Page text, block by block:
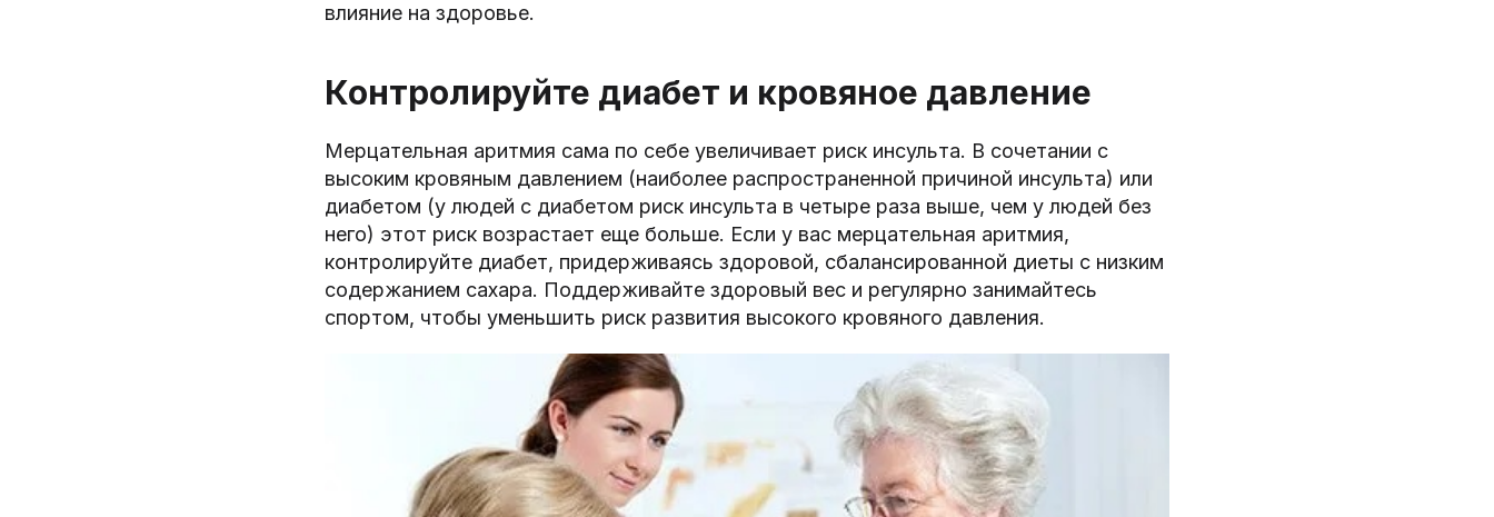
влияние на здоровье.
Контролируйте диабет и кровяное давление
Мерцательная аритмия сама по себе увеличивает риск инсульта. В сочетании с
высоким кровяным давлением (наиболее распространенной причиной инсульта) или
диабетом (у людей с диабетом риск инсульта в четыре раза выше, чем у людей без
него) этот риск возрастает еще больше. Если у вас мерцательная аритмия,
контролируйте диабет, придерживаясь здоровой, сбалансированной диеты с низким
содержанием сахара. Поддерживайте здоровый вес и регулярно занимайтесь
спортом, чтобы уменьшить риск развития высокого кровяного давления.